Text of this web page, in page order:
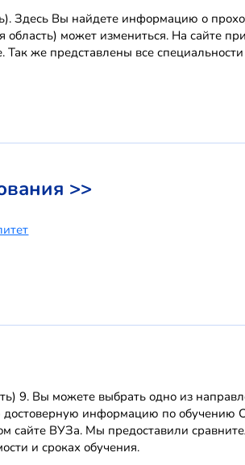
Здесь Вы найдете информацию о
может измениться. На сайте
же представлены все
>>
9. Вы можете выбрать одно из
достоверную информацию по
сайте ВУЗа. Мы предоставили
и сроках обучения.